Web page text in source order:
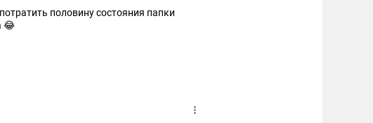
половину состояния папки
😂